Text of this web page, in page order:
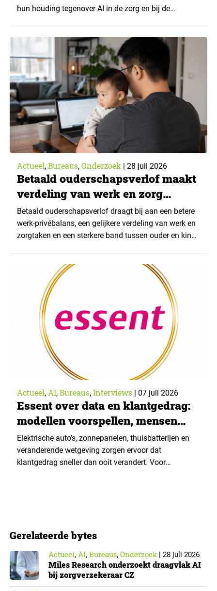
hun houding tegenover AI in de zorg en bij de
toepassingen, en waar trekken zij een grens? Dit
artikel is aangeleverd door kennispartner Miles
Research. ▼ De uitkomsten zijn…
Actueel, Bureaus, Onderzoek | 28 juli 2026
Betaald ouderschapsverlof maakt
verdeling van werk en zorg
gelijker
Betaald ouderschapsverlof draagt bij aan een betere
werk-privébalans, een gelijkere verdeling van werk en
zorgtaken en een sterkere band tussen ouder en kind.
ouders even goed. Vooral ouders met een sterke
positie op de arbeidsmarkt maken er gebruik van….
Actueel, AI, Bureaus, Interviews | 07 juli 2026
Essent over data en klantgedrag:
modellen voorspellen, mensen
verklaren
Elektrische auto’s, zonnepanelen, thuisbatterijen en
veranderende wetgeving zorgen ervoor dat
klantgedrag sneller dan ooit verandert. Voor
klantonderzoek. Voor dit…
Gerelateerde bytes
Actueel, AI, Bureaus, Onderzoek| 28 juli 2026
Miles Research onderzoekt draagvlak AI
bij zorgverzekeraar CZ